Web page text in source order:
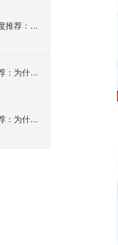
钢渣压饼机生产厂家深度推荐：为何恩派特成为高净值产线的优选
铜渣压饼机生产厂家推荐：为什么恩派特成为众多企业的信赖？
铁渣压饼机生产厂家推荐：为什么恩派特成为众多企业的优选？